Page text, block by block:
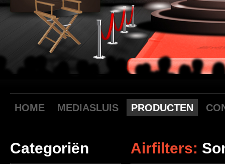
HOME MEDIASLUIS PRODUCTEN
Categoriën Airfilters: